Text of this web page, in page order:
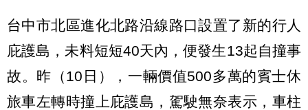
台中市北區進化北路沿線路口設置了新的行人
庇護島，未料短短40天內，便發生13起自撞事
故。昨（10日），一輛價值500多萬的賓士休
旅車左轉時撞上庇護島，駕駛無奈表示，車柱